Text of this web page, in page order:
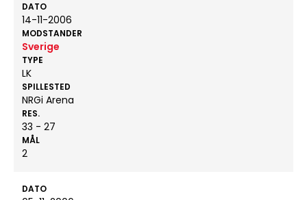
DATO
14-11-2006
MODSTANDER
Sverige
TYPE
LK
SPILLESTED
NRGi Arena
RES.
33 - 27
MÅL
2
DATO